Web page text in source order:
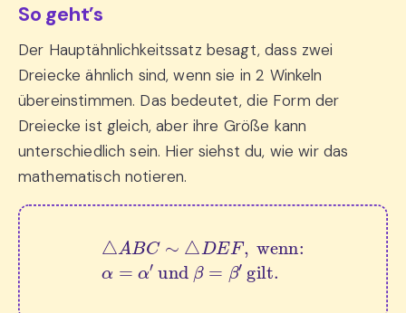
So geht’s
Der Hauptähnlichkeitssatz besagt, dass zwei
Dreiecke ähnlich sind, wenn sie in 2 Winkeln
übereinstimmen. Das bedeutet, die Form der
Dreiecke ist gleich, aber ihre Größe kann
unterschiedlich sein. Hier siehst du, wie wir das
mathematisch notieren.
△ D EF, wenn:α=α und β=